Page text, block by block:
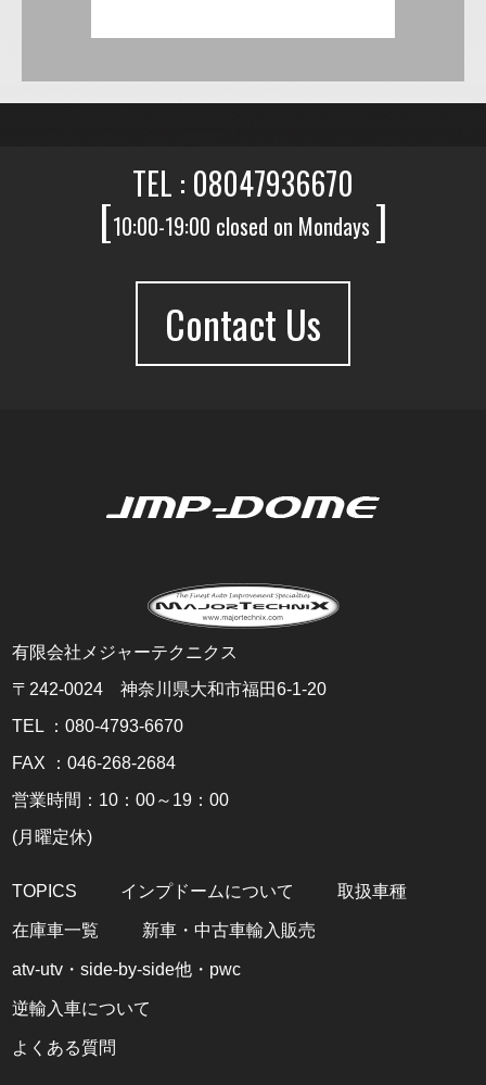
TEL : 08047936670
[10:00-19:00 closed on Mondays ]
Contact Us
有限会社メジャーテクニクス
〒242-0024 神奈川県大和市福田6-1-20
TEL ：080-4793-6670
FAX ：046-268-2684
営業時間：10：00～19：00
(月曜定休)
TOPICS インプドームについて 取扱車種
在庫車一覧 新車・中古車輸入販売
atv-utv・side-by-side他・pwc
逆輸入車について
よくある質問